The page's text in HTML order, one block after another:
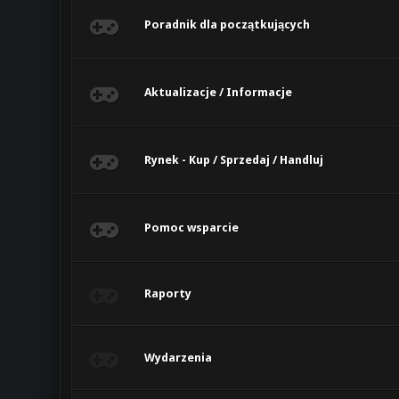
Poradnik dla początkujących
Aktualizacje / Informacje
Rynek - Kup / Sprzedaj / Handluj
Pomoc wsparcie
Raporty
Wydarzenia